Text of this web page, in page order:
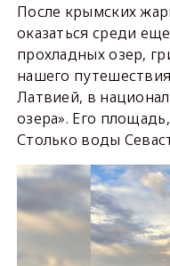
После крымских
оказаться среди
прохладных озер,
нашего
Латвией, в
озера». Его
Столько воды